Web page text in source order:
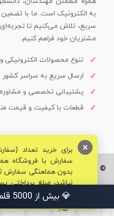
به الکترونیک است. ما با
سریع، تلاش می‌کنیم تا
مشتریان خود فراهم کنیم.
تنوع محصولات الکترونیکی
ارسال سریع به سراسر کشور
پشتیبانی تخصصی و مشاوره
قطعات با کیفیت و قیمت
© تمامی حقوق برای فروشگاه
برای خرید تعداد
سفارش با فروشگاه
بدون هماهنگی سفارش
نباشد، مبلغ پرداختی
مالیاتی به حساب شما
×
💎 بیش از 5000 قلم ق